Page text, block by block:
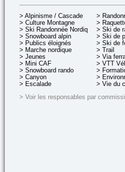
> Alpinisme / Cascade
> Culture Montagne
> Ski Randonnée Nordique
> Snowboard alpin
> Publics éloignés
> Marche nordique
> Jeunes
> Mini CAF
> Snowboard rando
> Canyon
> Escalade
>
>
> Ski de
> Ski de
> Ski de
> Trail
> Via
> VTT
>
>
> Vie du
> Voir les responsables par